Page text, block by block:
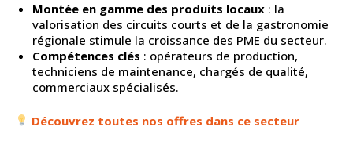
Montée en gamme des produits locaux : la
valorisation des circuits courts et de la gastronomie
régionale stimule la croissance des PME du secteur.
Compétences clés : opérateurs de production,
techniciens de maintenance, chargés de qualité,
commerciaux spécialisés.
Découvrez toutes nos offres dans ce secteur